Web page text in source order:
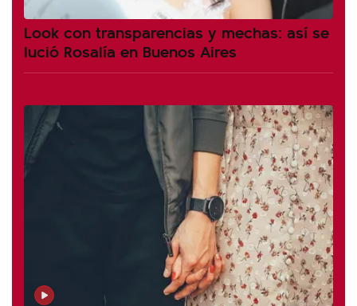
Look con transparencias y mechas: así se
lució Rosalía en Buenos Aires